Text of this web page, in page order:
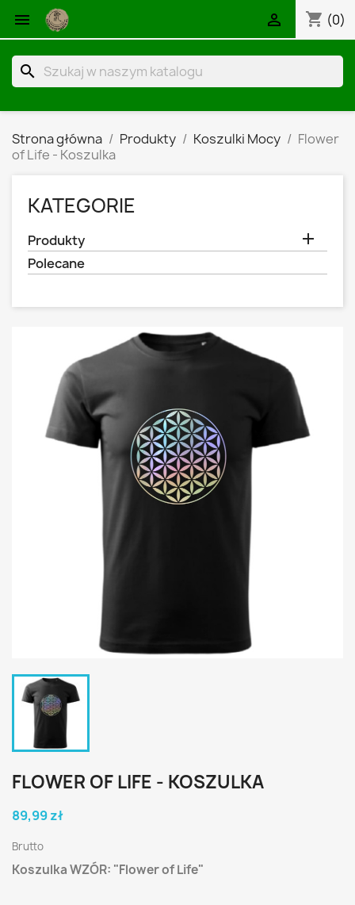
 shopping_cart (0)

search
Strona główna Produkty Koszulki Mocy
Flower
of Life - Koszulka
KATEGORIE
Produkty 
Polecane
FLOWER OF LIFE - KOSZULKA
89,99 zł
Brutto
Koszulka WZÓR: "Flower of Life"